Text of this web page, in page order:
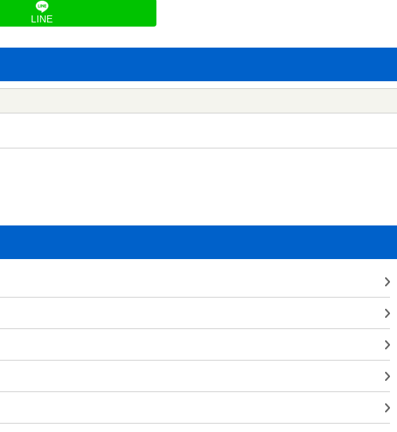
LINE